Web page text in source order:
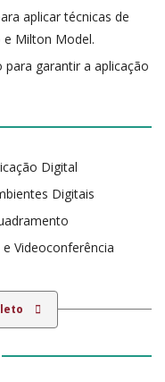
aplicar técnicas de
Milton Model.
para garantir a aplicação
Digital
Digitais
Videoconferência